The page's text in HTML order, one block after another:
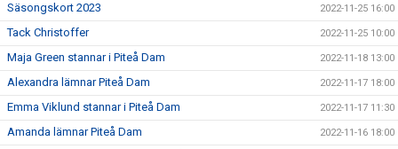
Säsongskort 2023 2022-11-25 16:00
Tack Christoffer 2022-11-25 10:00
Maja Green stannar i Piteå Dam 2022-11-18 13:00
Alexandra lämnar Piteå Dam 2022-11-17 18:00
Emma Viklund stannar i Piteå Dam 2022-11-17 11:30
Amanda lämnar Piteå Dam 2022-11-16 18:00